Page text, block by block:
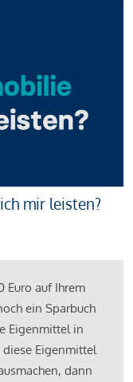
mir leisten?
Euro auf Ihrem
ein Sparbuch
Eigenmittel in
Eigenmittel
dann